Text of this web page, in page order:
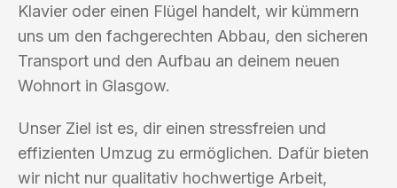
Klavier oder einen Flügel handelt, wir kümmern
uns um den fachgerechten Abbau, den sicheren
Transport und den Aufbau an deinem neuen
Wohnort in Glasgow.
Unser Ziel ist es, dir einen stressfreien und
effizienten Umzug zu ermöglichen. Dafür bieten
wir nicht nur qualitativ hochwertige Arbeit,